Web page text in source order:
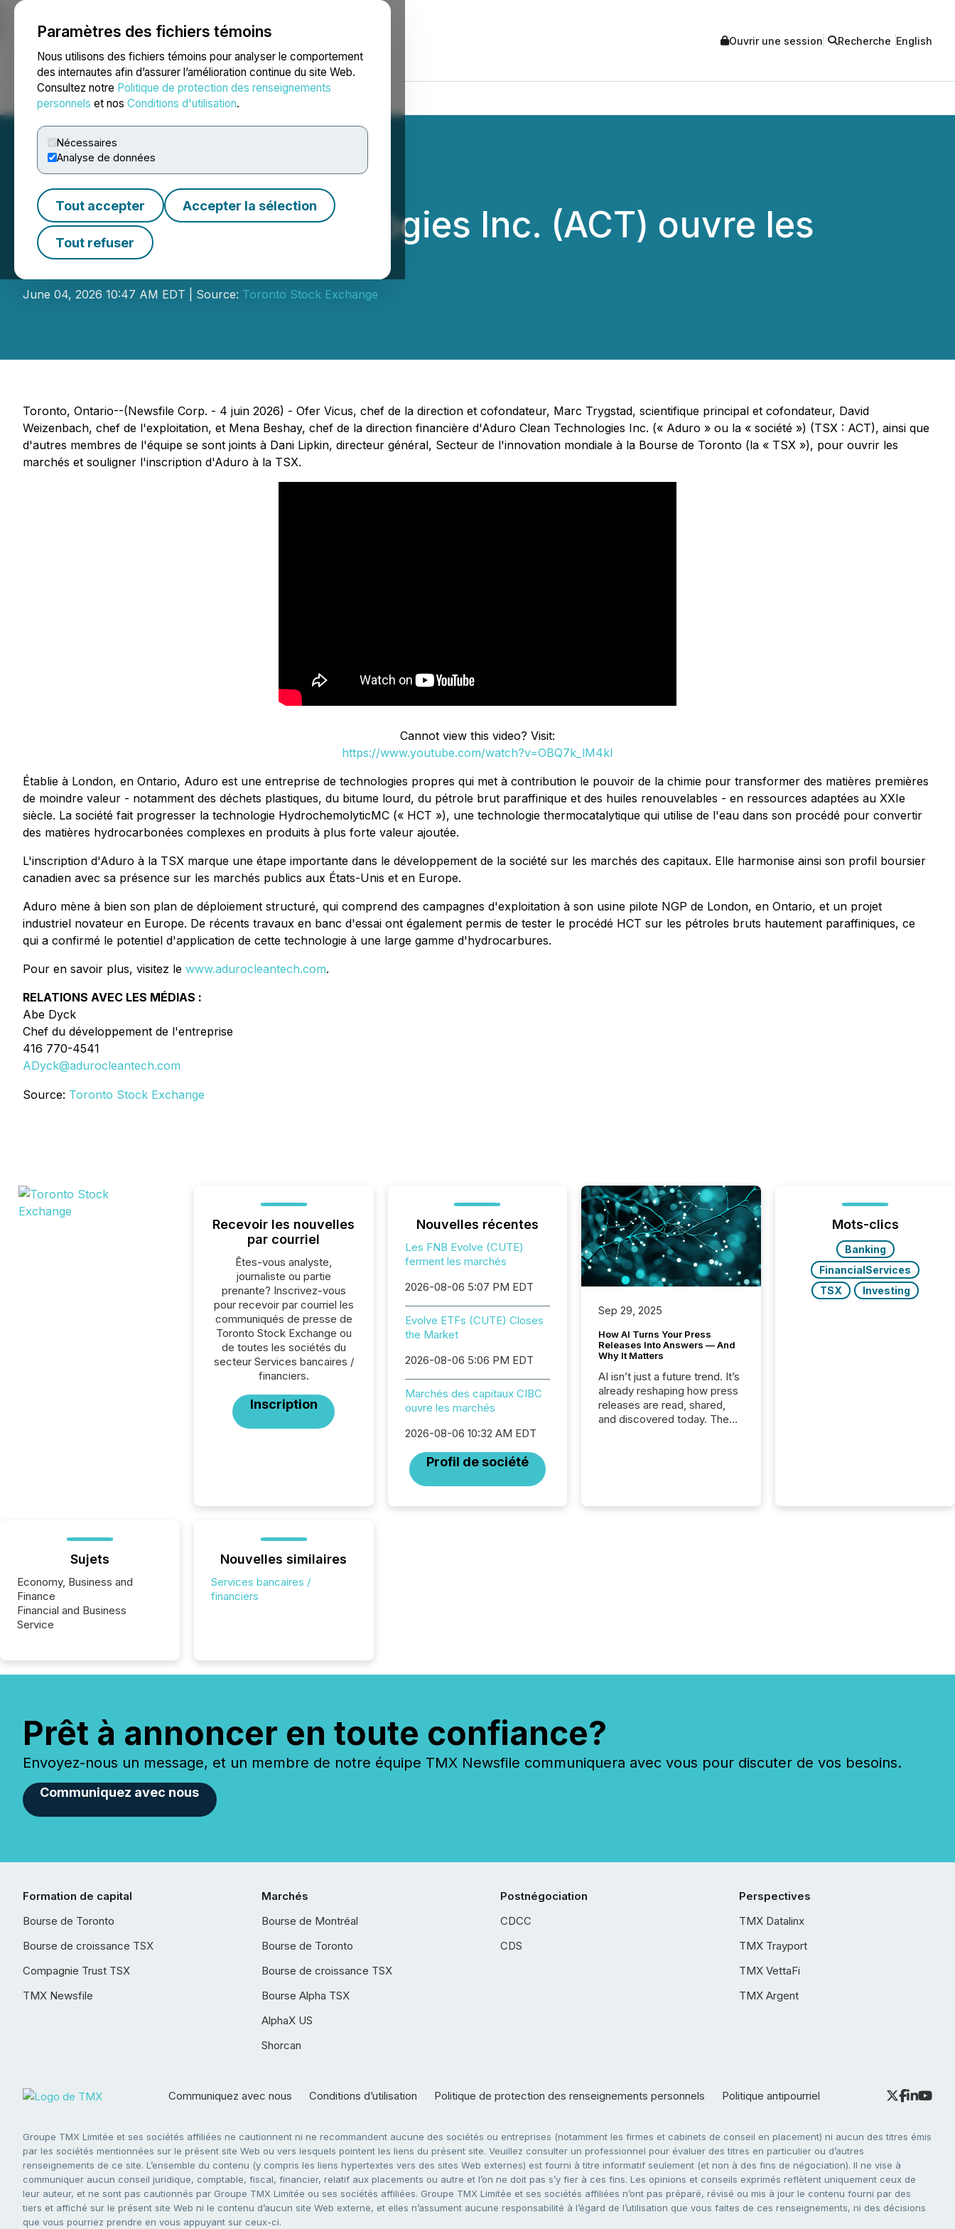
Paramètres des fichiers témoins
Nous utilisons des fichiers témoins pour analyser le comportement
des internautes afin d’assurer l’amélioration continue du site Web.
Consultez notre Politique de protection des renseignements
personnels et nos Conditions d'utilisation.
Nécessaires
Analyse de données
Tout accepter Accepter la sélection
Tout refuser
NEWSFILE Ouvrir une session Recherche English
Accueil À propos Services Salle de presse Blogue
Aduro Clean Technologies Inc. (ACT) ouvre les
marchés
June 04, 2026 10:47 AM EDT | Source: Toronto Stock Exchange
Toronto, Ontario--(Newsfile Corp. - 4 juin 2026) - Ofer Vicus, chef de la direction et cofondateur, Marc Trygstad, scientifique principal et cofondateur, David
Weizenbach, chef de l'exploitation, et Mena Beshay, chef de la direction financière d'Aduro Clean Technologies Inc. (« Aduro » ou la « société ») (TSX : ACT), ainsi que
d'autres membres de l'équipe se sont joints à Dani Lipkin, directeur général, Secteur de l'innovation mondiale à la Bourse de Toronto (la « TSX »), pour ouvrir les
marchés et souligner l'inscription d'Aduro à la TSX.
Cannot view this video? Visit:
https://www.youtube.com/watch?v=OBQ7k_lM4kI
Établie à London, en Ontario, Aduro est une entreprise de technologies propres qui met à contribution le pouvoir de la chimie pour transformer des matières premières
de moindre valeur - notamment des déchets plastiques, du bitume lourd, du pétrole brut paraffinique et des huiles renouvelables - en ressources adaptées au XXIe
siècle. La société fait progresser la technologie HydrochemolyticMC (« HCT »), une technologie thermocatalytique qui utilise de l'eau dans son procédé pour convertir
des matières hydrocarbonées complexes en produits à plus forte valeur ajoutée.
L'inscription d'Aduro à la TSX marque une étape importante dans le développement de la société sur les marchés des capitaux. Elle harmonise ainsi son profil boursier
canadien avec sa présence sur les marchés publics aux États-Unis et en Europe.
Aduro mène à bien son plan de déploiement structuré, qui comprend des campagnes d'exploitation à son usine pilote NGP de London, en Ontario, et un projet
industriel novateur en Europe. De récents travaux en banc d'essai ont également permis de tester le procédé HCT sur les pétroles bruts hautement paraffiniques, ce
qui a confirmé le potentiel d'application de cette technologie à une large gamme d'hydrocarbures.
Pour en savoir plus, visitez le www.adurocleantech.com.
RELATIONS AVEC LES MÉDIAS :
Abe Dyck
Chef du développement de l'entreprise
416 770-4541
ADyck@adurocleantech.com
Source: Toronto Stock Exchange
Recevoir les nouvelles
par courriel
Êtes-vous analyste,
journaliste ou partie
prenante? Inscrivez-vous
pour recevoir par courriel les
communiqués de presse de
Toronto Stock Exchange ou
de toutes les sociétés du
secteur Services bancaires /
financiers.
Inscription
Nouvelles récentes
Les FNB Evolve (CUTE)
ferment les marchés
2026-08-06 5:07 PM EDT
Evolve ETFs (CUTE) Closes
the Market
2026-08-06 5:06 PM EDT
Marchés des capitaux CIBC
ouvre les marchés
2026-08-06 10:32 AM EDT
Profil de société
Sep 29, 2025
How AI Turns Your Press
Releases Into Answers — And
Why It Matters
AI isn’t just a future trend. It’s
already reshaping how press
releases are read, shared,
and discovered today. The
indexing, and summarizing
Mots-clics
Banking
FinancialServices
TSX
Investing
Sujets
Economy, Business and
Finance
Financial and Business
Service
Nouvelles similaires
Services bancaires /
financiers
Prêt à annoncer en toute confiance?
Envoyez-nous un message, et un membre de notre équipe TMX Newsfile communiquera avec vous pour discuter de vos besoins.
Communiquez avec nous
Formation de capital
Bourse de Toronto
Bourse de croissance TSX
Compagnie Trust TSX
TMX Newsfile
Marchés
Bourse de Montréal
Bourse de Toronto
Bourse de croissance TSX
Bourse Alpha TSX
AlphaX US
Shorcan
Postnégociation
CDCC
CDS
Perspectives
TMX Datalinx
TMX Trayport
TMX VettaFi
TMX Argent
Communiquez avec nous Conditions d’utilisation Politique de protection des renseignements personnels Politique antipourriel
Groupe TMX Limitée et ses sociétés affiliées ne cautionnent ni ne recommandent aucune des sociétés ou entreprises (notamment les firmes et cabinets de conseil en placement) ni aucun des titres émis
par les sociétés mentionnées sur le présent site Web ou vers lesquels pointent les liens du présent site. Veuillez consulter un professionnel pour évaluer des titres en particulier ou d’autres
renseignements de ce site. L’ensemble du contenu (y compris les liens hypertextes vers des sites Web externes) est fourni à titre informatif seulement (et non à des fins de négociation). Il ne vise à
communiquer aucun conseil juridique, comptable, fiscal, financier, relatif aux placements ou autre et l’on ne doit pas s’y fier à ces fins. Les opinions et conseils exprimés reflètent uniquement ceux de
leur auteur, et ne sont pas cautionnés par Groupe TMX Limitée ou ses sociétés affiliées. Groupe TMX Limitée et ses sociétés affiliées n’ont pas préparé, révisé ou mis à jour le contenu fourni par des
tiers et affiché sur le présent site Web ni le contenu d’aucun site Web externe, et elles n’assument aucune responsabilité à l’égard de l’utilisation que vous faites de ces renseignements, ni des décisions
que vous pourriez prendre en vous appuyant sur ceux-ci.